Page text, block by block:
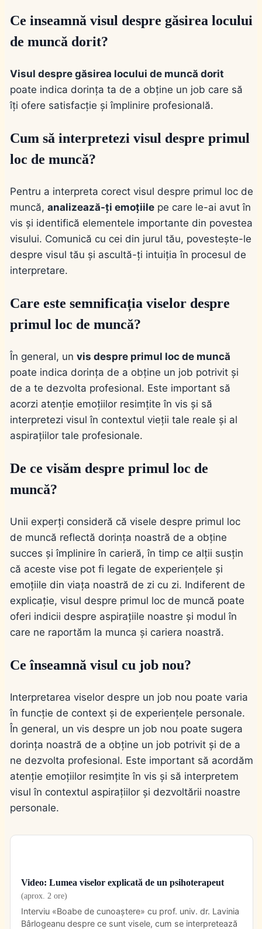
Ce inseamnă visul despre găsirea locului
de muncă dorit?
Visul despre găsirea locului de muncă dorit
poate indica dorința ta de a obține un job care să
îți ofere satisfacție și împlinire profesională.
Cum să interpretezi visul despre primul
loc de muncă?
Pentru a interpreta corect visul despre primul loc de
muncă, analizează-ți emoțiile pe care le-ai avut în
vis și identifică elementele importante din povestea
visului. Comunică cu cei din jurul tău, povestește-le
despre visul tău și ascultă-ți intuiția în procesul de
interpretare.
Care este semnificația viselor despre
primul loc de muncă?
În general, un vis despre primul loc de muncă
poate indica dorința de a obține un job potrivit și
de a te dezvolta profesional. Este important să
acorzi atenție emoțiilor resimțite în vis și să
interpretezi visul în contextul vieții tale reale și al
aspirațiilor tale profesionale.
De ce visăm despre primul loc de
muncă?
Unii experți consideră că visele despre primul loc
de muncă reflectă dorința noastră de a obține
succes și împlinire în carieră, în timp ce alții susțin
că aceste vise pot fi legate de experiențele și
emoțiile din viața noastră de zi cu zi. Indiferent de
explicație, visul despre primul loc de muncă poate
oferi indicii despre aspirațiile noastre și modul în
care ne raportăm la munca și cariera noastră.
Ce înseamnă visul cu job nou?
Interpretarea viselor despre un job nou poate varia
în funcție de context și de experiențele personale.
În general, un vis despre un job nou poate sugera
dorința noastră de a obține un job potrivit și de a
ne dezvolta profesional. Este important să acordăm
atenție emoțiilor resimțite în vis și să interpretem
visul în contextul aspirațiilor și dezvoltării noastre
personale.
Video: Lumea viselor explicată de un psihoterapeut
(aprox. 2 ore)
Interviu «Boabe de cunoaștere» cu prof. univ. dr. Lavinia
Bârlogeanu despre ce sunt visele, cum se interpretează